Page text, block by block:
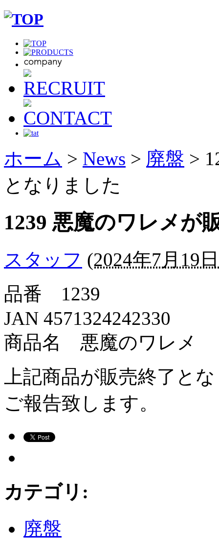
ホーム > News > 廃盤 >
となりました
1239 悪魔のワレメが
スタッフ (2024年7月19
品番 1239
JAN 4571324242330
商品名 悪魔のワレメ
上記商品が販売終了と
ご報告致します。
カテゴリ :
廃盤